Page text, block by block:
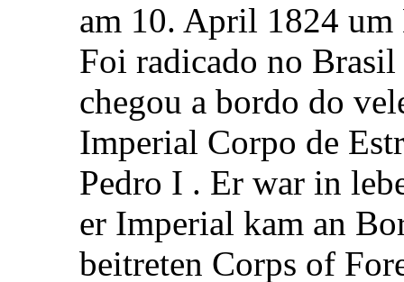
am 10. April 1824
Foi radicado no
chegou a bordo do
Imperial Corpo de
Pedro I . Er war in
er Imperial kam an
beitreten Corps of